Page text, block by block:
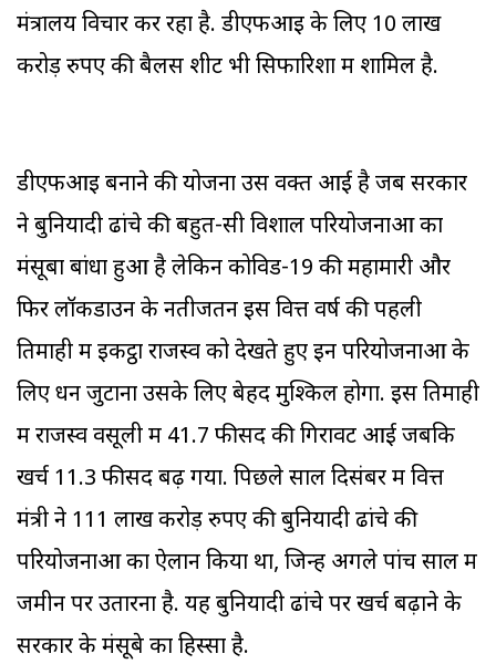
मंत्रालय विचार कर रहा है. डीएफआइ के लिए 10 लाख
करोड़ रुपए की बैलेंस शीट भी सिफारिशों में शामिल है.
डीएफआइ बनाने की योजना उस वक्त आई है जब सरकार
ने बुनियादी ढांचे की बहुत-सी विशाल परियोजनाओं का
मंसूबा बांधा हुआ है लेकिन कोविड-19 की महामारी और
फिर लॉकडाउन के नतीजतन इस वित्त वर्ष की पहली
तिमाही में इकट्ठा राजस्व को देखते हुए इन परियोजनाओं के
लिए धन जुटाना उसके लिए बेहद मुश्किल होगा. इस तिमाही
में राजस्व वसूली में 41.7 फीसद की गिरावट आई जबकि
खर्च 11.3 फीसद बढ़ गया. पिछले साल दिसंबर में वित्त
मंत्री ने 111 लाख करोड़ रुपए की बुनियादी ढांचे की
परियोजनाओं का ऐलान किया था, जिन्हें अगले पांच साल में
जमीन पर उतारना है. यह बुनियादी ढांचे पर खर्च बढ़ाने के
सरकार के मंसूबे का हिस्सा है.